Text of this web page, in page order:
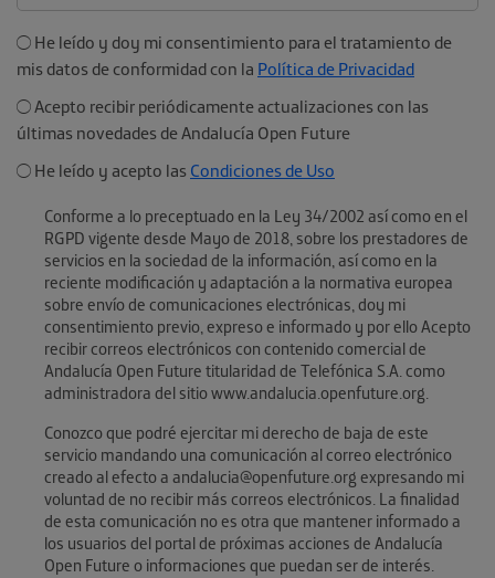
He leído y doy mi consentimiento para el tratamiento de
mis datos de conformidad con la Política de Privacidad
Acepto recibir periódicamente actualizaciones con las
últimas novedades de Andalucía Open Future
He leído y acepto las Condiciones de Uso
Conforme a lo preceptuado en la Ley 34/2002 así como en el
RGPD vigente desde Mayo de 2018, sobre los prestadores de
servicios en la sociedad de la información, así como en la
reciente modificación y adaptación a la normativa europea
sobre envío de comunicaciones electrónicas, doy mi
consentimiento previo, expreso e informado y por ello Acepto
recibir correos electrónicos con contenido comercial de
Andalucía Open Future titularidad de Telefónica S.A. como
administradora del sitio www.andalucia.openfuture.org.
Conozco que podré ejercitar mi derecho de baja de este
servicio mandando una comunicación al correo electrónico
creado al efecto a andalucia@openfuture.org expresando mi
voluntad de no recibir más correos electrónicos. La finalidad
de esta comunicación no es otra que mantener informado a
los usuarios del portal de próximas acciones de Andalucía
Open Future o informaciones que puedan ser de interés.